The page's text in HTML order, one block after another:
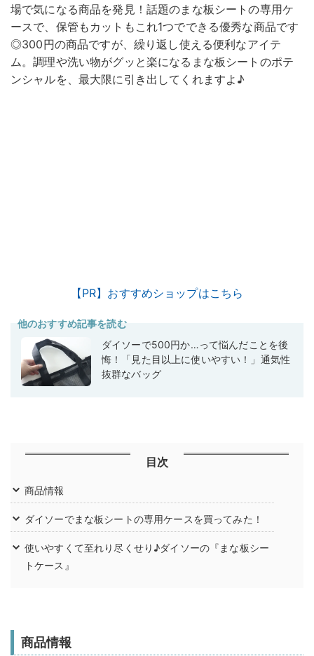
場で気になる商品を発見！話題のまな板シートの専用ケ
ースで、保管もカットもこれ1つでできる優秀な商品です
◎300円の商品ですが、繰り返し使える便利なアイテ
ム。調理や洗い物がグッと楽になるまな板シートのポテ
ンシャルを、最大限に引き出してくれますよ♪
【PR】おすすめショップはこちら
他のおすすめ記事を読む
ダイソーで500円か…って悩んだことを後
悔！「見た目以上に使いやすい！」通気性
抜群なバッグ
目次
商品情報
ダイソーでまな板シートの専用ケースを買ってみた！
使いやすくて至れり尽くせり♪ダイソーの『まな板シー
トケース』
商品情報